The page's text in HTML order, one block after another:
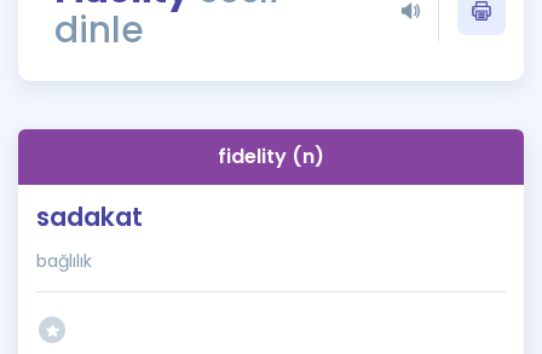
ÖSYM Sınav Takvimi
İngilizce Gramer
dinle
fidelity (n)
sadakat
bağlılık